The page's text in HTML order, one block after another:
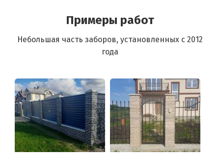
Примеры работ
Небольшая часть заборов, установленных с 2012
года